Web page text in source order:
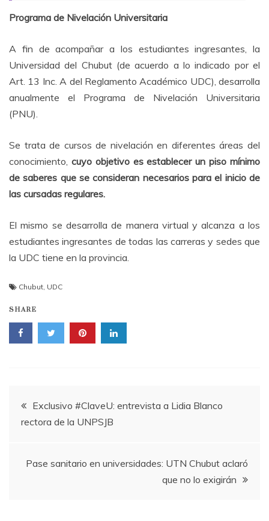
Programa de Nivelación Universitaria
A fin de acompañar a los estudiantes ingresantes, la
Universidad del Chubut (de acuerdo a lo indicado por el
Art. 13 Inc. A del Reglamento Académico UDC), desarrolla
anualmente el Programa de Nivelación Universitaria
(PNU).
Se trata de cursos de nivelación en diferentes áreas del
conocimiento, cuyo objetivo es establecer un piso mínimo
de saberes que se consideran necesarios para el inicio de
las cursadas regulares.
El mismo se desarrolla de manera virtual y alcanza a los
estudiantes ingresantes de todas las carreras y sedes que
la UDC tiene en la provincia.
Chubut UDC
SHARE
Navegación
de
entradas
Exclusivo #ClaveU: entrevista a Lidia Blanco
rectora de la UNPSJB
Pase sanitario en universidades: UTN Chubut aclaró
que no lo exigirán